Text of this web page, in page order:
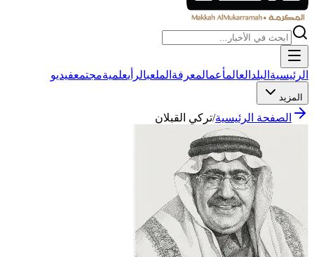
الرئيسية البلد العالمأعمالمعرفة الملعبالرأيعلميةمجتمعفيديو
المزيد
الصفحة الرئيسية/تركي القبلان